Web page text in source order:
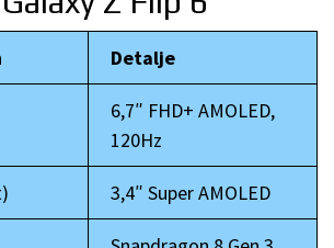
Detalje
6,7″ FHD+ AMOLED,
120Hz
3,4″ Super AMOLED